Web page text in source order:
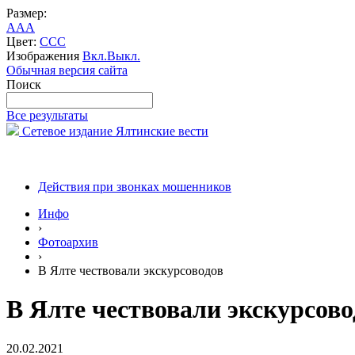
Размер:
AAA
Цвет: CCC
Изображения Вкл.Выкл.
Обычная версия сайта
Поиск
Все результаты
Сетевое издание Ялтинские вести
Действия при звонках мошенников
Инфо
›
Фотоархив
›
В Ялте чествовали экскурсоводов
В Ялте чествовали
20.02.2021